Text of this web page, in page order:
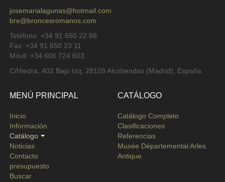
josemarialagunas@hotmail.com
bre@broncesromanos.com
Teléfono: +34 91 650 22 88
Fax: +34 91 650 23 11
Móvil: +34 606 724 603
C/Hiedra, 402 Bajo Izq, 28109 Alcobendas (Madrid), España
MENÚ PRINCIPAL
Inicio
Información
Catálogo
Noticias
Contacto
presupuesto
Buscar
CATÁLOGO
Catálogo Completo
Clasificaciones
Referencias
Musée Départemental Arles
Antique